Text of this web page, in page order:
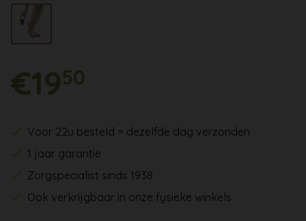
€1950
Voor 22u besteld = dezelfde dag verzonden
1 jaar garantie
Zorgspecialist sinds 1938
Ook verkrijgbaar in onze fysieke winkels